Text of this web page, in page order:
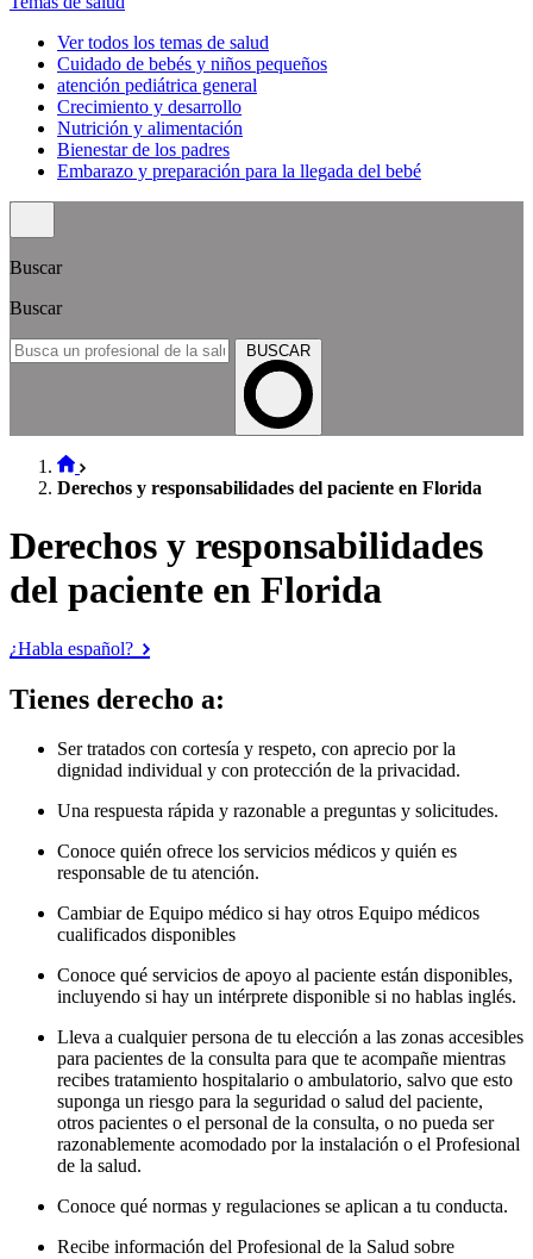
Ver todos los temas de salud
Cuidado de bebés y niños pequeños
atención pediátrica general
Crecimiento y desarrollo
Nutrición y alimentación
Bienestar de los padres
Embarazo y preparación para la llegada del bebé
Buscar
Buscar
BUSCAR
Derechos y responsabilidades del paciente en Florida
Derechos y responsabilidades
del paciente en Florida
¿Habla español?
Tienes derecho a:
Ser tratados con cortesía y respeto, con aprecio por la
dignidad individual y con protección de la privacidad.
Una respuesta rápida y razonable a preguntas y solicitudes.
Conoce quién ofrece los servicios médicos y quién es
responsable de tu atención.
Cambiar de Equipo médico si hay otros Equipo médicos
cualificados disponibles
Conoce qué servicios de apoyo al paciente están disponibles,
incluyendo si hay un intérprete disponible si no hablas inglés.
Lleva a cualquier persona de tu elección a las zonas accesibles
para pacientes de la consulta para que te acompañe mientras
recibes tratamiento hospitalario o ambulatorio, salvo que esto
suponga un riesgo para la seguridad o salud del paciente,
otros pacientes o el personal de la consulta, o no pueda ser
razonablemente acomodado por la instalación o el Profesional
de la salud.
Conoce qué normas y regulaciones se aplican a tu conducta.
Recibe información del Profesional de la Salud sobre